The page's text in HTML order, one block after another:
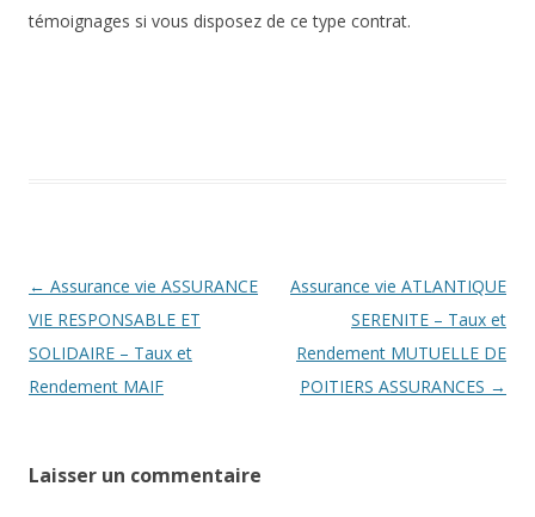
témoignages si vous disposez de ce type contrat.
Navigation
des
articles
← Assurance vie ASSURANCE
VIE RESPONSABLE ET
SOLIDAIRE – Taux et
Rendement MAIF
Assurance vie ATLANTIQUE
SERENITE – Taux et
Rendement MUTUELLE DE
POITIERS ASSURANCES →
Laisser un commentaire